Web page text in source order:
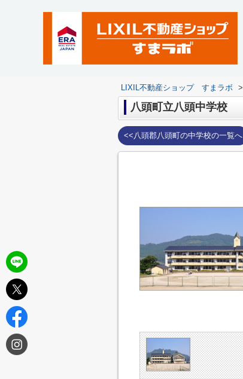
LIXIL不動産ショップ すまラボ >
八頭町立八頭中学校
<<八頭郡八頭町の中学校の一覧へ